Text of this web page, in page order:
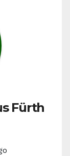
Fürth